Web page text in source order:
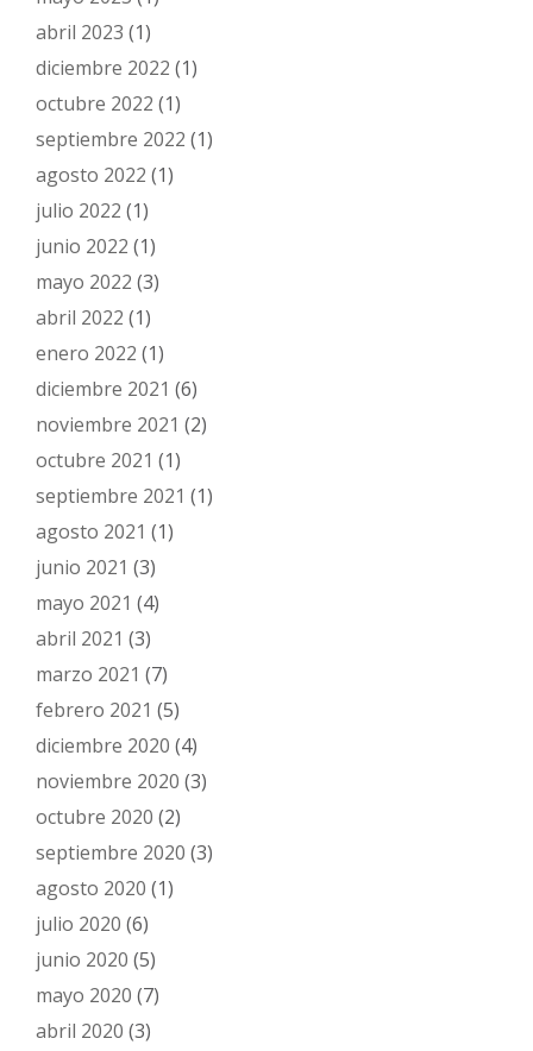
abril 2023 (1)
diciembre 2022 (1)
octubre 2022 (1)
septiembre 2022 (1)
agosto 2022 (1)
julio 2022 (1)
junio 2022 (1)
mayo 2022 (3)
abril 2022 (1)
enero 2022 (1)
diciembre 2021 (6)
noviembre 2021 (2)
octubre 2021 (1)
septiembre 2021 (1)
agosto 2021 (1)
junio 2021 (3)
mayo 2021 (4)
abril 2021 (3)
marzo 2021 (7)
febrero 2021 (5)
diciembre 2020 (4)
noviembre 2020 (3)
octubre 2020 (2)
septiembre 2020 (3)
agosto 2020 (1)
julio 2020 (6)
junio 2020 (5)
mayo 2020 (7)
abril 2020 (3)